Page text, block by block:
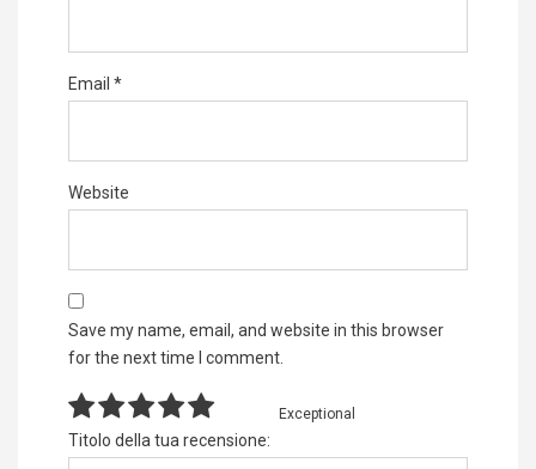
Email *
Website
Save my name, email, and website in this browser
for the next time I comment.
Exceptional
Titolo della tua recensione: